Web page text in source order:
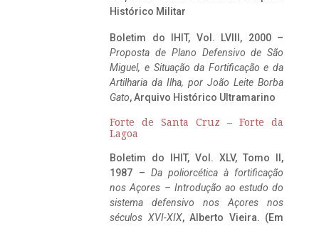
Histórico Militar
Boletim do IHIT, Vol. LVIII, 2000 –
Proposta de Plano Defensivo de São
Miguel, e Situação da Fortificação e da
Artilharia da Ilha, por João Leite Borba
Gato, Arquivo Histórico Ultramarino
Forte de Santa Cruz – Forte da
Lagoa
Boletim do IHIT, Vol. XLV, Tomo II,
1987 – Da poliorcética à fortificação
nos Açores – Introdução ao estudo do
sistema defensivo nos Açores nos
séculos XVI-XIX, Alberto Vieira. (Em